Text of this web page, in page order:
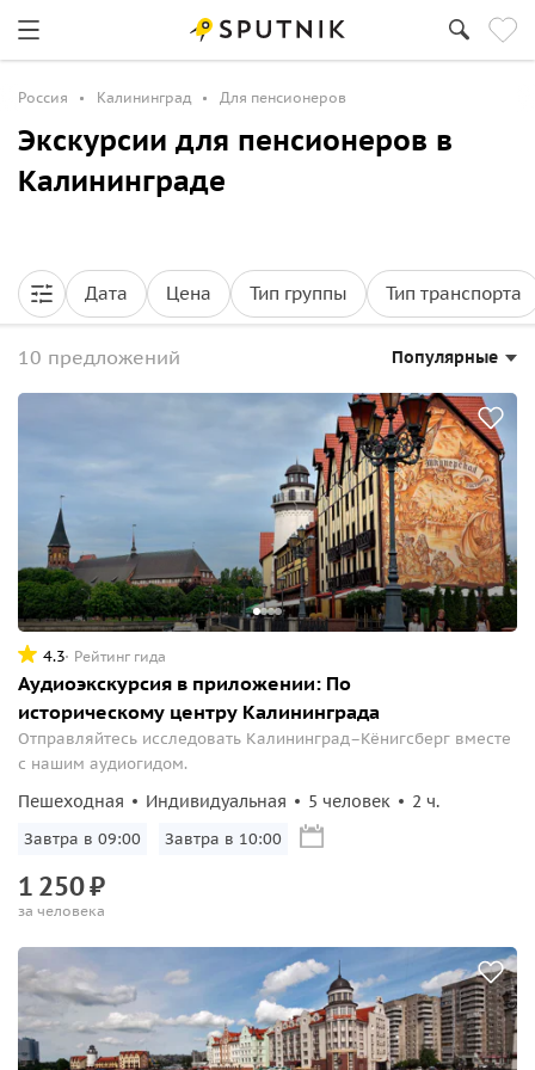
Россия Калининград Для пенсионеров
Экскурсии для пенсионеров в
Калининграде
Дата Цена Тип группы Тип транспорта
10 предложений Популярные
4.3 Рейтинг гида
Аудиоэкскурсия в приложении: По
историческому центру Калининграда
Отправляйтесь исследовать Калининград–Кёнигсберг вместе
с нашим аудиогидом.
Пешеходная Индивидуальная 5 человек 2 ч.
Завтра в 09:00 Завтра в 10:00
1 250₽
за человека